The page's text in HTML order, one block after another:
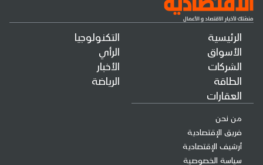
الرئيسية
الأسواق
الشركات
الطاقة
العقارات
التكنولوجيا
الرأي
الأخبار
الرياضة
من نحن
فريق الإقتصادية
أرشيف الإقتصادية
سياسة الخصوصية